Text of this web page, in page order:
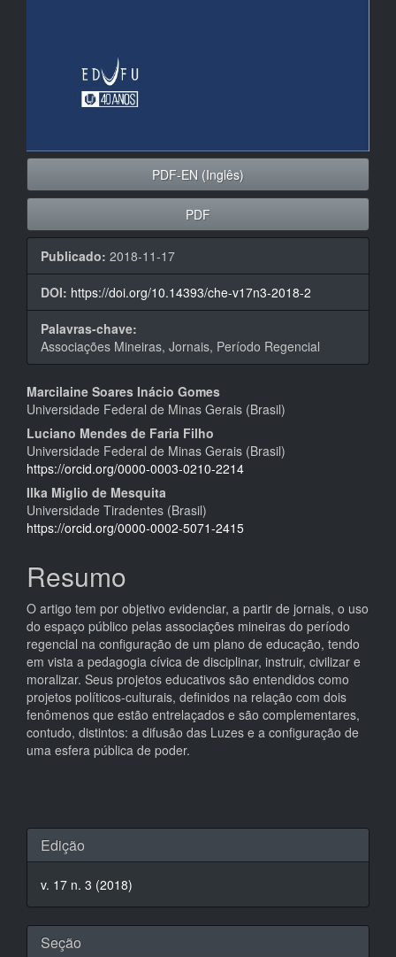
PDF-EN (Inglês)
PDF
Publicado: 2018-11-17
DOI: https://doi.org/10.14393/che-v17n3-2018-2
Palavras-chave:
Associações Mineiras, Jornais, Período Regencial
Conteúdo
do
artigo
principal
Marcilaine Soares Inácio Gomes
Universidade Federal de Minas Gerais (Brasil)
Luciano Mendes de Faria Filho
Universidade Federal de Minas Gerais (Brasil)
https://orcid.org/0000-0003-0210-2214
Ilka Miglio de Mesquita
Universidade Tiradentes (Brasil)
https://orcid.org/0000-0002-5071-2415
Resumo
O artigo tem por objetivo evidenciar, a partir de jornais, o uso
do espaço público pelas associações mineiras do período
regencial na configuração de um plano de educação, tendo
em vista a pedagogia cívica de disciplinar, instruir, civilizar e
moralizar. Seus projetos educativos são entendidos como
projetos políticos-culturais, definidos na relação com dois
fenômenos que estão entrelaçados e são complementares,
contudo, distintos: a difusão das Luzes e a configuração de
uma esfera pública de poder.
Detalhes
do
artigo
Edição
v. 17 n. 3 (2018)
Seção